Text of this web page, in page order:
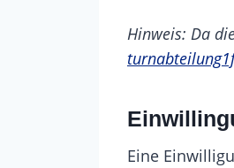
Hinweis: Da
Eine